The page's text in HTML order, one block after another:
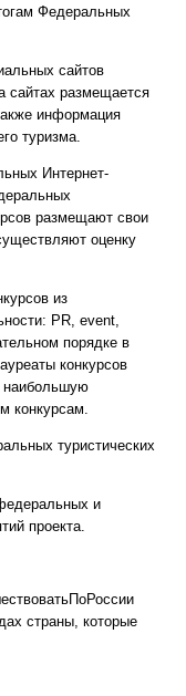
Федеральных
сайтов
сайтах размещается
информация
туризма.
Интернет-
размещают свои
оценку
из
PR, event,
порядке в
конкурсов
наибольшую
конкурсам.
туристических
и
проекта.
страны, которые